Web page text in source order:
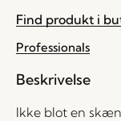
Find produkt i
Professionals
Beskrivelse
Ikke blot en